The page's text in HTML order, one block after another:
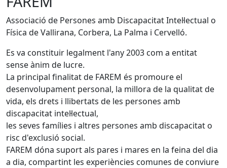
Associació de Persones amb Discapacitat Intel·lectual o
Física de Vallirana, Corbera, La Palma i Cervelló.
Es va constituir legalment l'any 2003 com a entitat
sense ànim de lucre.
La principal finalitat de FAREM és promoure el
desenvolupament personal, la millora de la qualitat de
vida, els drets i llibertats de les persones amb
discapacitat intel·lectual,
les seves famílies i altres persones amb discapacitat o
risc d'exclusió social.
FAREM dóna suport als pares i mares en la feina del dia
a dia, compartint les experiències comunes de conviure